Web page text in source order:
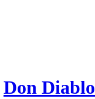
Don Diablo